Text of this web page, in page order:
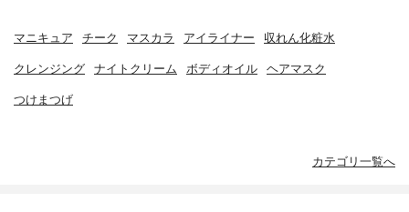
マニキュア チーク マスカラ アイライナー 収れん化粧水
クレンジング ナイトクリーム ボディオイル ヘアマスク
つけまつげ
カテゴリ一覧へ